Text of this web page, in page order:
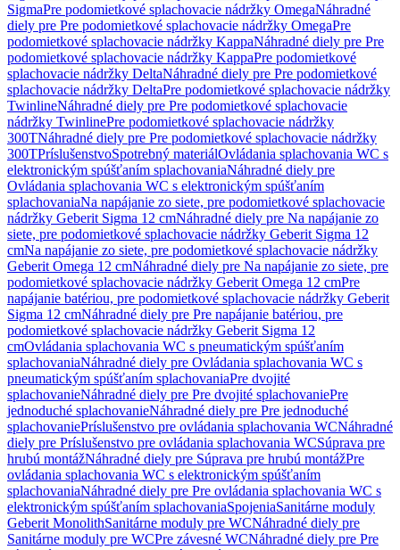
SigmaPre podomietkové splachovacie nádržky OmegaNáhradné
diely pre Pre podomietkové splachovacie nádržky OmegaPre
podomietkové splachovacie nádržky KappaNáhradné diely pre Pre
podomietkové splachovacie nádržky KappaPre podomietkové
splachovacie nádržky DeltaNáhradné diely pre Pre podomietkové
splachovacie nádržky DeltaPre podomietkové splachovacie nádržky
TwinlineNáhradné diely pre Pre podomietkové splachovacie
nádržky TwinlinePre podomietkové splachovacie nádržky
300TNáhradné diely pre Pre podomietkové splachovacie nádržky
300TPríslušenstvoSpotrebný materiálOvládania splachovania WC s
elektronickým spúšťaním splachovaniaNáhradné diely pre
Ovládania splachovania WC s elektronickým spúšťaním
splachovaniaNa napájanie zo siete, pre podomietkové splachovacie
nádržky Geberit Sigma 12 cmNáhradné diely pre Na napájanie zo
siete, pre podomietkové splachovacie nádržky Geberit Sigma 12
cmNa napájanie zo siete, pre podomietkové splachovacie nádržky
Geberit Omega 12 cmNáhradné diely pre Na napájanie zo siete, pre
podomietkové splachovacie nádržky Geberit Omega 12 cmPre
napájanie batériou, pre podomietkové splachovacie nádržky Geberit
Sigma 12 cmNáhradné diely pre Pre napájanie batériou, pre
podomietkové splachovacie nádržky Geberit Sigma 12
cmOvládania splachovania WC s pneumatickým spúšťaním
splachovaniaNáhradné diely pre Ovládania splachovania WC s
pneumatickým spúšťaním splachovaniaPre dvojité
splachovanieNáhradné diely pre Pre dvojité splachovaniePre
jednoduché splachovanieNáhradné diely pre Pre jednoduché
splachovaniePríslušenstvo pre ovládania splachovania WCNáhradné
diely pre Príslušenstvo pre ovládania splachovania WCSúprava pre
hrubú montážNáhradné diely pre Súprava pre hrubú montážPre
ovládania splachovania WC s elektronickým spúšťaním
splachovaniaNáhradné diely pre Pre ovládania splachovania WC s
elektronickým spúšťaním splachovaniaSpojeniaSanitárne moduly
Geberit MonolithSanitárne moduly pre WCNáhradné diely pre
Sanitárne moduly pre WCPre závesné WCNáhradné diely pre Pre